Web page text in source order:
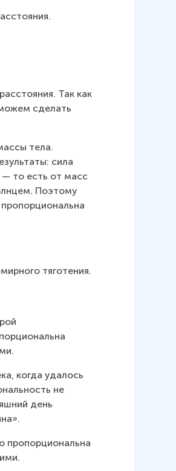
0
t
^
2
Так как
сделать
тела.
сила
то есть от масс
Поэтому
тяготения.
когда удалось
не
день
пропорциональна